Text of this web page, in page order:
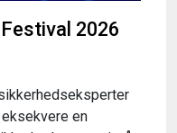
2026
en